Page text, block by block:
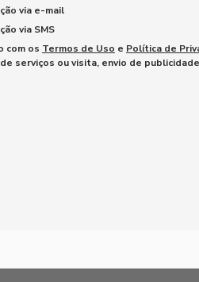
via e-mail
via SMS
com os Termos de Uso e Política de
serviços ou visita, envio de